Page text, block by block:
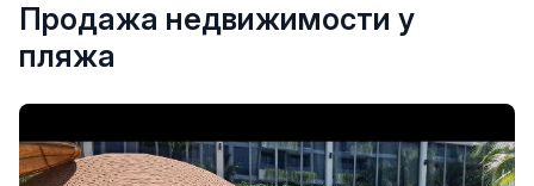
Продажа недвижимости у
пляжа